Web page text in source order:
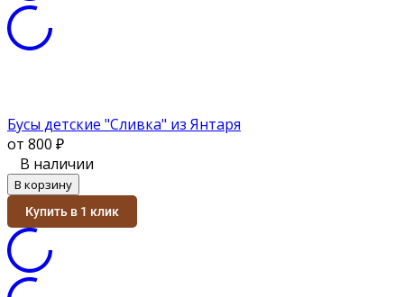
Бусы детские "Сливка" из Янтаря
от 800 ₽
В наличии
В корзину
Купить в 1 клик